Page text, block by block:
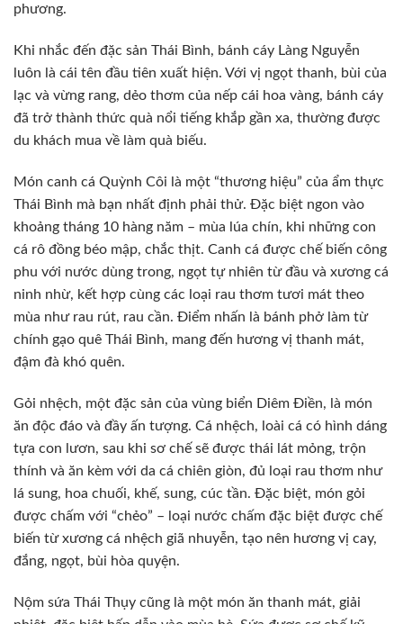
phương.
Khi nhắc đến đặc sản Thái Bình, bánh cáy Làng Nguyễn
luôn là cái tên đầu tiên xuất hiện. Với vị ngọt thanh, bùi của
lạc và vừng rang, dẻo thơm của nếp cái hoa vàng, bánh cáy
đã trở thành thức quà nổi tiếng khắp gần xa, thường được
du khách mua về làm quà biếu.
Món canh cá Quỳnh Côi là một “thương hiệu” của ẩm thực
Thái Bình mà bạn nhất định phải thử. Đặc biệt ngon vào
khoảng tháng 10 hàng năm – mùa lúa chín, khi những con
cá rô đồng béo mập, chắc thịt. Canh cá được chế biến công
phu với nước dùng trong, ngọt tự nhiên từ đầu và xương cá
ninh nhừ, kết hợp cùng các loại rau thơm tươi mát theo
mùa như rau rút, rau cần. Điểm nhấn là bánh phở làm từ
chính gạo quê Thái Bình, mang đến hương vị thanh mát,
đậm đà khó quên.
Gỏi nhệch, một đặc sản của vùng biển Diêm Điền, là món
ăn độc đáo và đầy ấn tượng. Cá nhệch, loài cá có hình dáng
tựa con lươn, sau khi sơ chế sẽ được thái lát mỏng, trộn
thính và ăn kèm với da cá chiên giòn, đủ loại rau thơm như
lá sung, hoa chuối, khế, sung, cúc tần. Đặc biệt, món gỏi
được chấm với “chẻo” – loại nước chấm đặc biệt được chế
biến từ xương cá nhệch giã nhuyễn, tạo nên hương vị cay,
đắng, ngọt, bùi hòa quyện.
Nộm sứa Thái Thụy cũng là một món ăn thanh mát, giải